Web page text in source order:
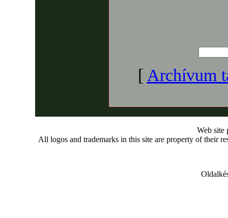
[ Archívum
Web site
All logos and trademarks in this site are property of their